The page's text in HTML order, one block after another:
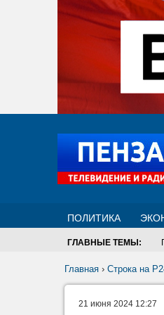
ПОЛИТИКА
ГЛАВНЫЕ ТЕМЫ:
Главная › Строка на
21 июня 2024 12:27